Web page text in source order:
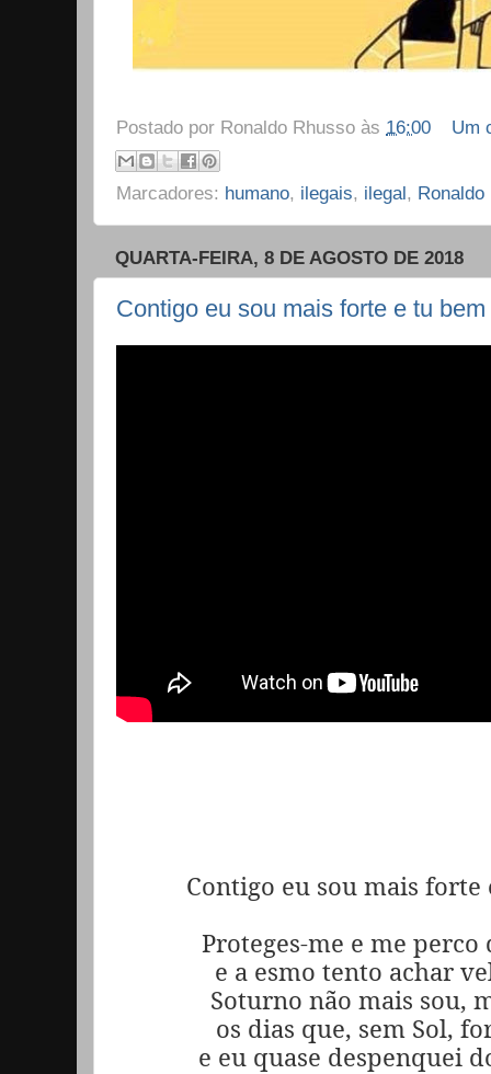
Postado por Ronaldo Rhusso às 16:00 Um
Marcadores: humano, ilegais, ilegal, Ronaldo
QUARTA-FEIRA, 8 DE AGOSTO DE 2018
Contigo eu sou mais forte e tu
Contigo eu sou mais forte
Proteges-me e me
e a esmo tento achar
Soturno não mais sou,
os dias que, sem Sol,
e eu quase despenquei